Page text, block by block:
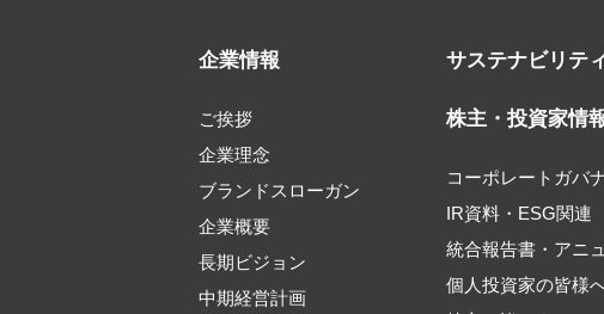
企業情報
ご挨拶
企業理念
ブランドスローガン
企業概要
長期ビジョン
中期経営計画
サステナビリテ
株主・投資家情
コーポレートガバ
IR資料・ESG関連
統合報告書・アニ
個人投資家の皆様